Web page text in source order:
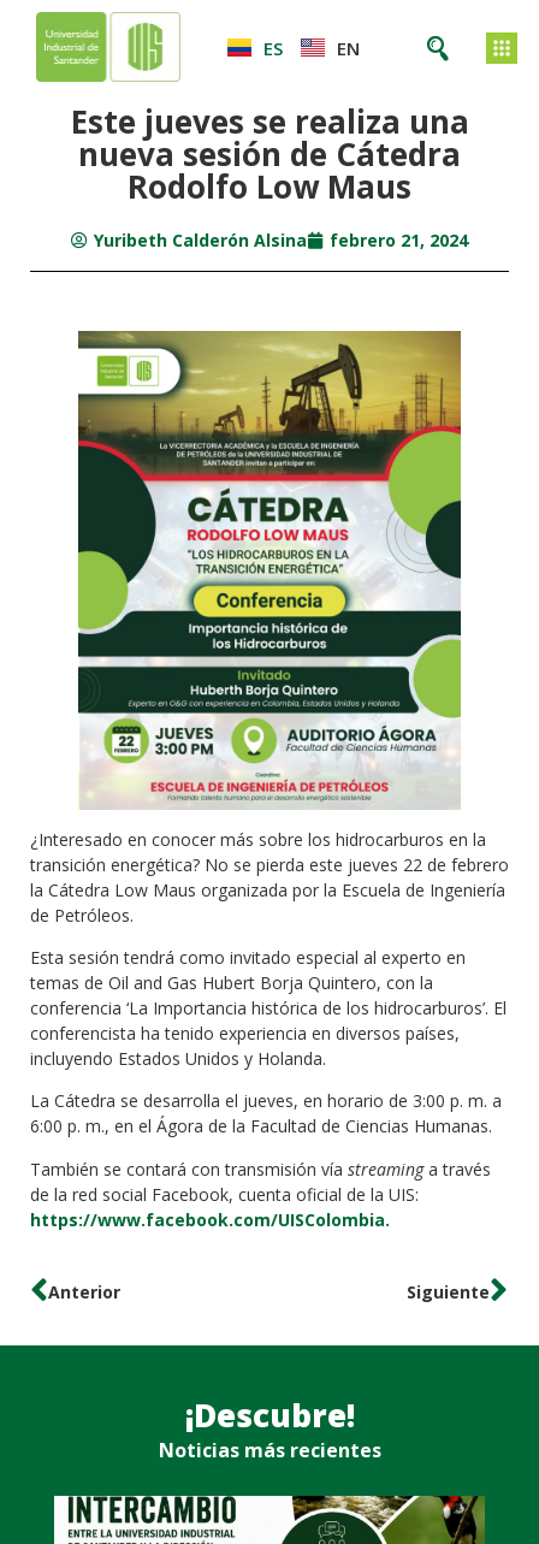
ES EN
Este jueves se realiza una
nueva sesión de Cátedra
Rodolfo Low Maus
Yuribeth Calderón Alsina febrero 21, 2024
¿Interesado en conocer más sobre los hidrocarburos en la
transición energética? No se pierda este jueves 22 de febrero
la Cátedra Low Maus organizada por la Escuela de Ingeniería
de Petróleos.
Esta sesión tendrá como invitado especial al experto en
temas de Oil and Gas Hubert Borja Quintero, con la
conferencia ‘La Importancia histórica de los hidrocarburos’. El
conferencista ha tenido experiencia en diversos países,
incluyendo Estados Unidos y Holanda.
La Cátedra se desarrolla el jueves, en horario de 3:00 p. m. a
6:00 p. m., en el Ágora de la Facultad de Ciencias Humanas.
También se contará con transmisión vía streaminga través
de la red social Facebook, cuenta oficial de la UIS:
https://www.facebook.com/UISColombia.
Anterior Siguiente
¡Descubre!
Noticias más recientes